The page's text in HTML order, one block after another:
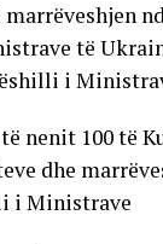
të
i
nenit 100 të
dhe
i Ministrave